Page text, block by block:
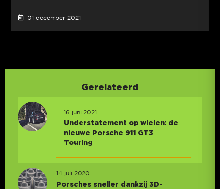
01 december 2021
Gerelateerd
16 juni 2021
Understatement op wielen: de
nieuwe Porsche 911 GT3
Touring
14 juli 2020
Porsches sneller dankzij 3D-